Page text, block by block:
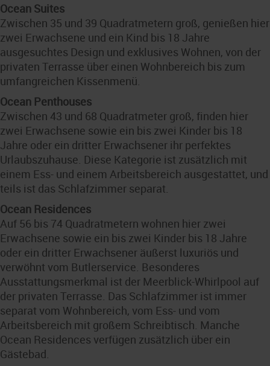
Ocean Suites
Zwischen 35 und 39 Quadratmetern groß, genießen hier
zwei Erwachsene und ein Kind bis 18 Jahre
ausgesuchtes Design und exklusives Wohnen, von der
privaten Terrasse über einen Wohnbereich bis zum
umfangreichen Kissenmenü.
Ocean Penthouses
Zwischen 43 und 68 Quadratmeter groß, finden hier
zwei Erwachsene sowie ein bis zwei Kinder bis 18
Jahre oder ein dritter Erwachsener ihr perfektes
Urlaubszuhause. Diese Kategorie ist zusätzlich mit
einem Ess- und einem Arbeitsbereich ausgestattet, und
teils ist das Schlafzimmer separat.
Ocean Residences
Auf 56 bis 74 Quadratmetern wohnen hier zwei
Erwachsene sowie ein bis zwei Kinder bis 18 Jahre
oder ein dritter Erwachsener äußerst luxuriös und
verwöhnt vom Butlerservice. Besonderes
Ausstattungsmerkmal ist der Meerblick-Whirlpool auf
der privaten Terrasse. Das Schlafzimmer ist immer
separat vom Wohnbereich, vom Ess- und vom
Arbeitsbereich mit großem Schreibtisch. Manche
Ocean Residences verfügen zusätzlich über ein
Gästebad.